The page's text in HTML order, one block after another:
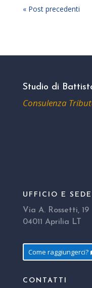
« Post precedenti
Studio di
Consulenza
UFFICIO E
Via A. Rossetti, 19
04011 Aprilia LT
Come raggiungerci?
CONTATTI